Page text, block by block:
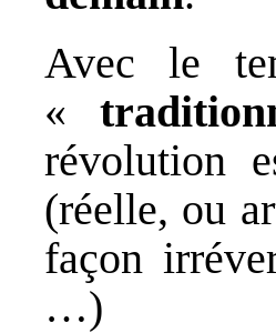
Avec le
«
révolution
(réelle, ou
façon
…)